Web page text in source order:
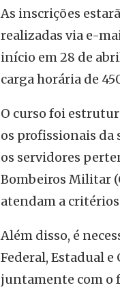
As inscrições
realizadas via e-
início em 28 de
carga horária de
O curso foi
os profissionais da
os servidores
Bombeiros Militar
atendam a
Além disso, é
Federal, Estadual
juntamente com o